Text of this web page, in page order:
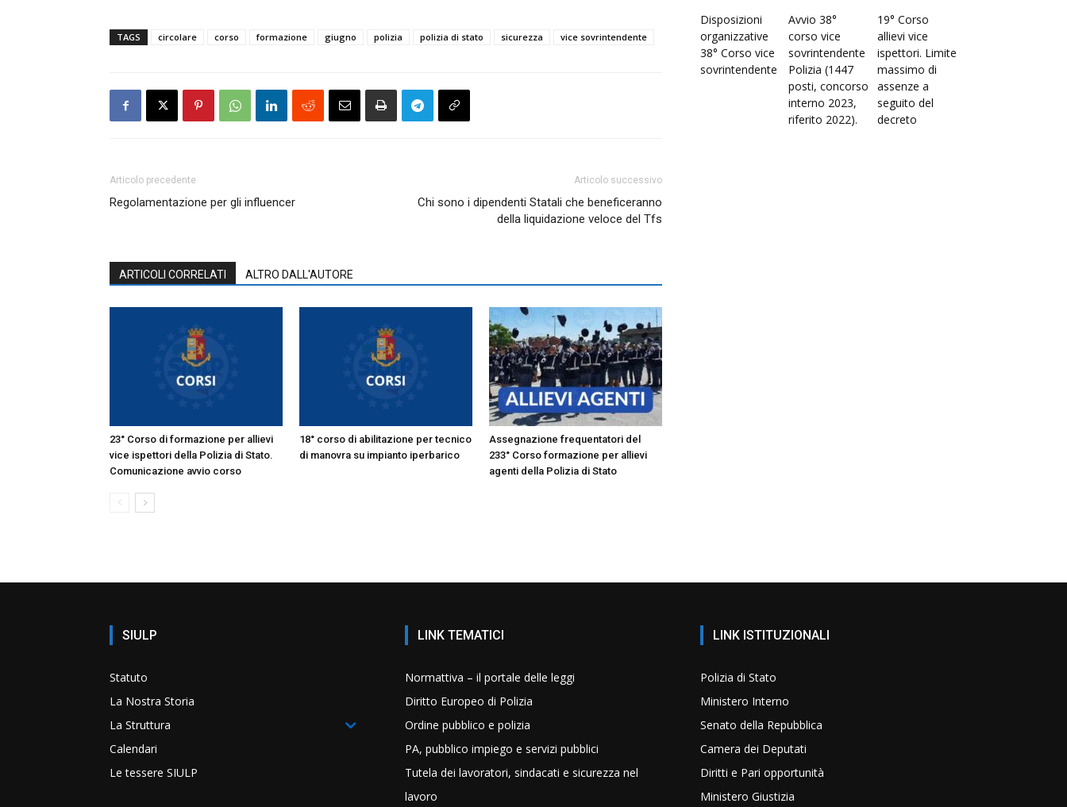
TAGS circolare corso formazione giugno polizia polizia di stato sicurezza vice sovrintendente
Articolo precedente
Regolamentazione per gli influencer
Articolo successivo
Chi sono i dipendenti Statali che beneficeranno
della liquidazione veloce del Tfs
ARTICOLI CORRELATI ALTRO DALL'AUTORE
23° Corso di formazione per allievi
vice ispettori della Polizia di Stato.
Comunicazione avvio corso
18° corso di abilitazione per tecnico
di manovra su impianto iperbarico
Assegnazione frequentatori del
233° Corso formazione per allievi
agenti della Polizia di Stato
Disposizioni
organizzative
38° Corso vice
sovrintendente
Avvio 38°
corso vice
sovrintendente
Polizia (1447
posti, concorso
interno 2023,
riferito 2022).
19° Corso
allievi vice
ispettori. Limite
massimo di
assenze a
seguito del
decreto
SIULP
Statuto
La Nostra Storia
La Struttura
Calendari
Le tessere SIULP
LINK TEMATICI
Normattiva – il portale delle leggi
Diritto Europeo di Polizia
Ordine pubblico e polizia
PA, pubblico impiego e servizi pubblici
Tutela dei lavoratori, sindacati e sicurezza nel
lavoro
LINK ISTITUZIONALI
Polizia di Stato
Ministero Interno
Senato della Repubblica
Camera dei Deputati
Diritti e Pari opportunità
Ministero Giustizia